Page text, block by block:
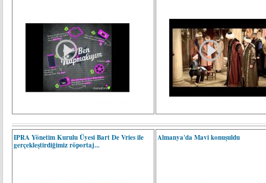
IPRA Yönetim Kurulu Üyesi Bart De Vries ile
gerçekleştirdiğimiz röportaj...
Almanya'da Mavi konuşuldu